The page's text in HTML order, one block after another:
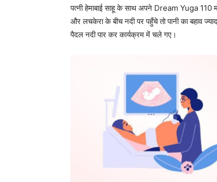
पत्नी हेमाबाई साहू के साथ अपने Dream Yuga
और लचकेरा के बीच नदी पर पहुँचे तो पानी का बहाव
पैदल नदी पार कर कार्यक्रम में चले गए।